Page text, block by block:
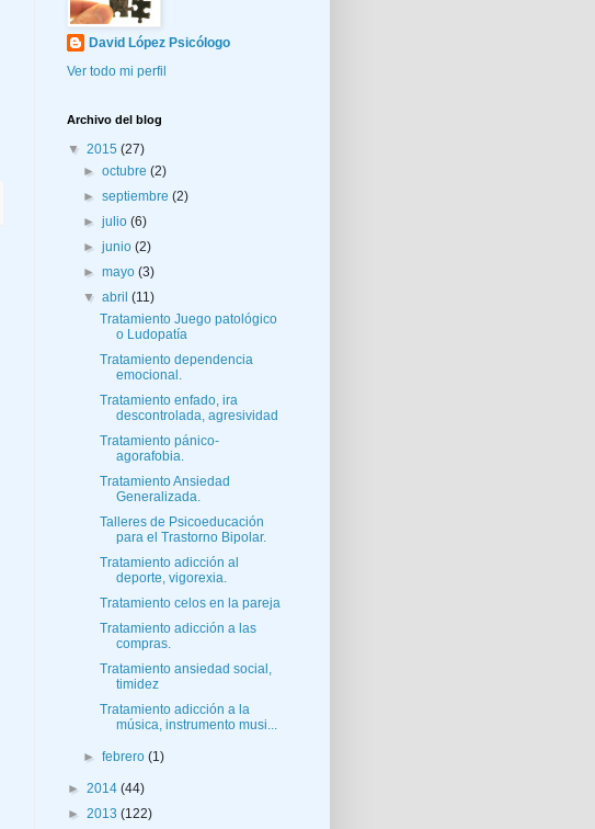
David López Psicólogo
Ver todo mi perfil
Archivo del blog
▼ 2015 (27)
►octubre(2)
►septiembre(2)
►julio(6)
►junio(2)
►mayo(3)
▼abril(11)
Tratamiento Juego patológico
o Ludopatía
Tratamiento dependencia
emocional.
Tratamiento enfado, ira
descontrolada, agresividad
Tratamiento pánico-
agorafobia.
Tratamiento Ansiedad
Generalizada.
Talleres de Psicoeducación
para el Trastorno Bipolar.
Tratamiento adicción al
deporte, vigorexia.
Tratamiento celos en la pareja
Tratamiento adicción a las
compras.
Tratamiento ansiedad social,
timidez
Tratamiento adicción a la
música, instrumento musi...
►febrero(1)
► 2014 (44)
► 2013 (122)